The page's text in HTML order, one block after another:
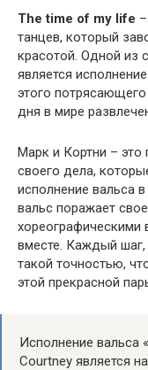
The time of my life
танцев, который
красотой. Одной из
является
этого
дня в мире
Марк и Кортни – это
своего дела,
исполнение вальса
вальс поражает
хореографическими
вместе. Каждый
такой точностью,
этой прекрасной
Исполнение вальса
Courtney является